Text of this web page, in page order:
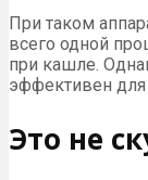
При таком
всего одной
при кашле.
эффективен
Это не